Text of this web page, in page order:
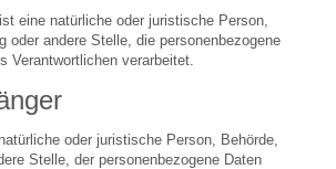
eine natürliche oder juristische Person,
oder andere Stelle, die personenbezogene
Verantwortlichen verarbeitet.
oder juristische Person, Behörde,
Stelle, der personenbezogene Daten